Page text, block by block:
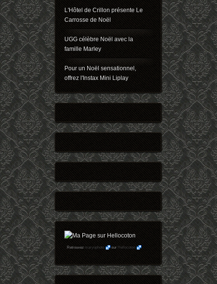
L'Hôtel de Crillon présente Le
Carrosse de Noël
UGG célèbre Noël avec la
famille Marley
Pour un Noël sensationnel,
offrez l'Instax Mini Liplay
Retrouvezmaryophoto surHellocoton